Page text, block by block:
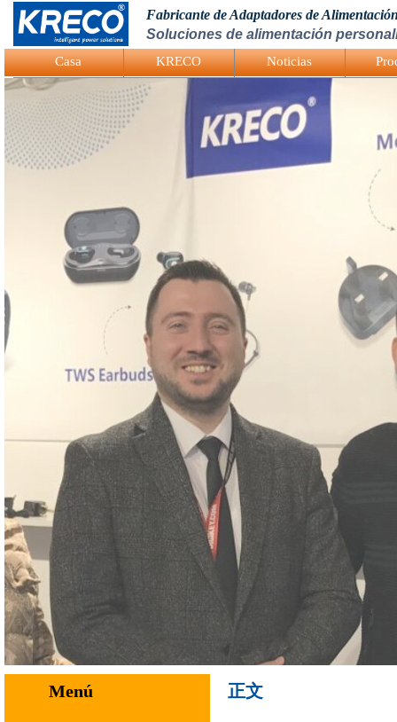
Logo Picture
Fabricante de Adaptadores de
Soluciones de alimentación
Casa KRECO Noticias
Menú 正文